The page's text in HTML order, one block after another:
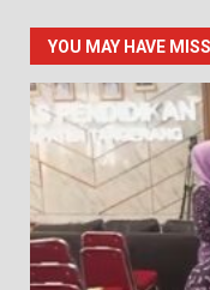
YOU MAY HAVE